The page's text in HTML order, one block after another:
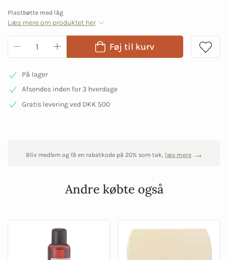
Plastbøtte med låg
Læs mere om produktet her
Føj til kurv
På lager
Afsendes inden for 3 hverdage
Gratis levering ved DKK 500
Bliv medlem og få en rabatkode på 20% som tak, læs mere
Andre købte også